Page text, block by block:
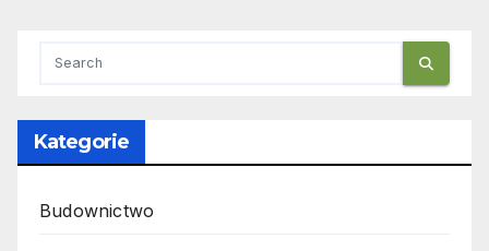
Kategorie
Budownictwo